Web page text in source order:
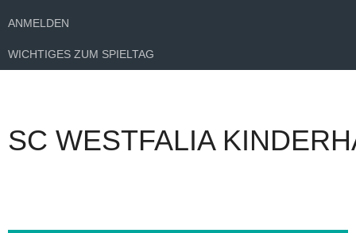
ANMELDEN
WICHTIGES ZUM SPIELTAG
SC WESTFALIA